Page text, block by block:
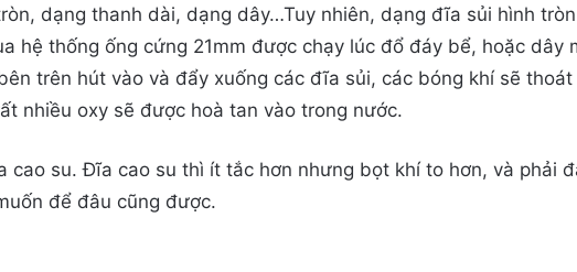
dạng thanh dài, dạng dây…Tuy nhiên, dạng đĩa sủi hình
hệ thống ống cứng 21mm được chạy lúc đổ đáy bể, hoặc dây
trên hút vào và đẩy xuống các đĩa sủi, các bóng khí sẽ
nhiều oxy sẽ được hoà tan vào trong nước.
su. Đĩa cao su thì ít tắc hơn nhưng bọt khí to hơn, và phải
để đâu cũng được.